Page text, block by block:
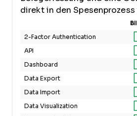
direkt in den
2-Factor Authentication
API
Dashboard
Data Export
Data Import
Data Visualization